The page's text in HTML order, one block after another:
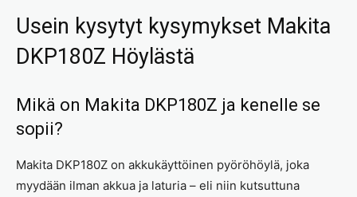
Usein kysytyt kysymykset Makita
DKP180Z Höylästä
Mikä on Makita DKP180Z ja kenelle se
sopii?
Makita DKP180Z on akkukäyttöinen pyöröhöylä, joka
myydään ilman akkua ja laturia – eli niin kutsuttuna